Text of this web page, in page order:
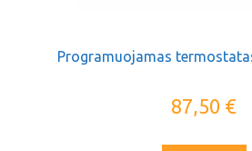
Programuojamas
87,50 €